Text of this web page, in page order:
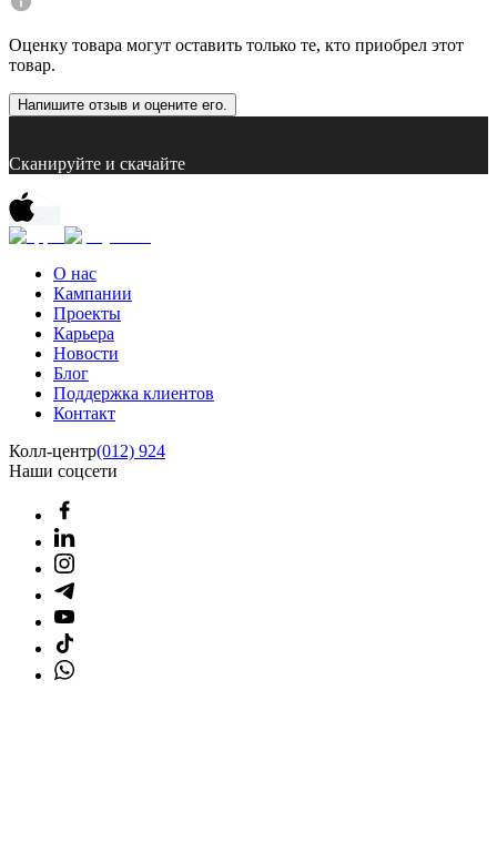
Оценку товара могут оставить только те, кто приобрел этот
товар.
Напишите отзыв и оцените его.
Сканируйте и скачайте
О нас
Кампании
Проекты
Карьера
Новости
Блог
Поддержка клиентов
Контакт
Колл-центр(012) 924
Наши соцсети